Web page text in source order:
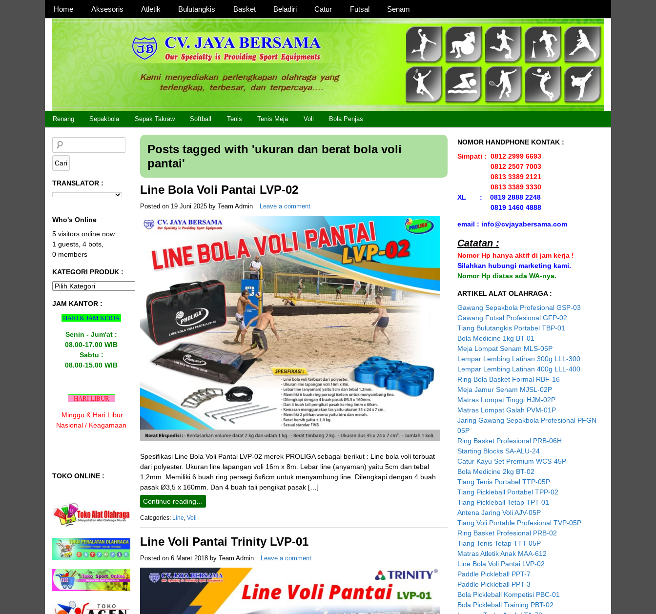
Home Aksesoris Atletik Bulutangkis Basket Beladiri Catur Futsal Senam
CV JAYA BERSAMA Co Id
Menyediakan Semua Perlengkapan Olahraga Yang Lengkap, Berkualitas Dengan Harga Yang Murah
Page 2
Renang Sepakbola Sepak Takraw Softball Tenis Tenis Meja Voli Bola Penjas
Posts tagged with 'ukuran dan berat bola voli
pantai'
Line Bola Voli Pantai LVP-02
Posted on 19 Juni 2025 by Team Admin Leave a comment
Spesifikasi Line Bola Voli Pantai LVP-02 merek PROLIGA sebagai berikut : Line bola voli terbuat
dari polyester. Ukuran line lapangan voli 16m x 8m. Lebar line (anyaman) yaitu 5cm dan tebal
1,2mm. Memiliki 6 buah ring persegi 6x6cm untuk menyambung line. Dilengkapi dengan 4 buah
pasak Ø3,5 x 160mm. Dan 4 buah tali pengikat pasak […]
Continue reading…
Categories: Line Voli
Line Voli Pantai Trinity LVP-01
Posted on 6 Maret 2018 by Team Admin Leave a comment
TRANSLATOR :
Who's Online
5 visitors online now
1 guests, 4 bots,
0 members
KATEGORI PRODUK :
JAM KANTOR :
HARI & JAM KERJA
Senin - Jum'at :
08.00-17.00 WIB
Sabtu :
08.00-15.00 WIB
HARI LIBUR
Minggu & Hari Libur
Nasional / Keagamaan
TOKO ONLINE :
NOMOR HANDPHONE KONTAK :
Simpati : 0812 2999 6693
0812 2507 7003
0813 3389 2121
0813 3389 3330
XL : 0819 2888 2248
0819 1460 4888
email : info@cvjayabersama.com
Catatan :
Nomor Hp hanya aktif di jam kerja !
Silahkan hubungi marketing kami.
Nomor Hp diatas ada WA-nya.
ARTIKEL ALAT OLAHRAGA :
Gawang Sepakbola Profesional GSP-03
Gawang Futsal Profesional GFP-02
Tiang Bulutangkis Portabel TBP-01
Bola Medicine 1kg BT-01
Meja Lompat Senam MLS-05P
Lempar Lembing Latihan 300g LLL-300
Lempar Lembing Latihan 400g LLL-400
Ring Bola Basket Formal RBF-16
Meja Jamur Senam MJSL-02P
Matras Lompat Tinggi HJM-02P
Matras Lompat Galah PVM-01P
Jaring Gawang Sepakbola Profesional PFGN-
05P
Ring Basket Profesional PRB-06H
Starting Blocks SA-ALU-24
Catur Kayu Set Premium WCS-45P
Bola Medicine 2kg BT-02
Tiang Tenis Portabel TTP-05P
Tiang Pickleball Portabel TPP-02
Tiang Pickleball Tetap TPT-01
Antena Jaring Voli AJV-05P
Tiang Voli Portable Profesional TVP-05P
Ring Basket Profesional PRB-02
Tiang Tenis Tetap TTT-05P
Matras Atletik Anak MAA-612
Line Bola Voli Pantai LVP-02
Paddle Pickleball PPT-7
Paddle Pickleball PPT-3
Bola Pickleball Kompetisi PBC-01
Bola Pickleball Training PBT-02